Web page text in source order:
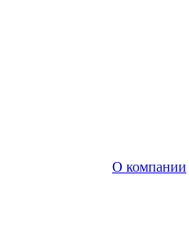
О компании